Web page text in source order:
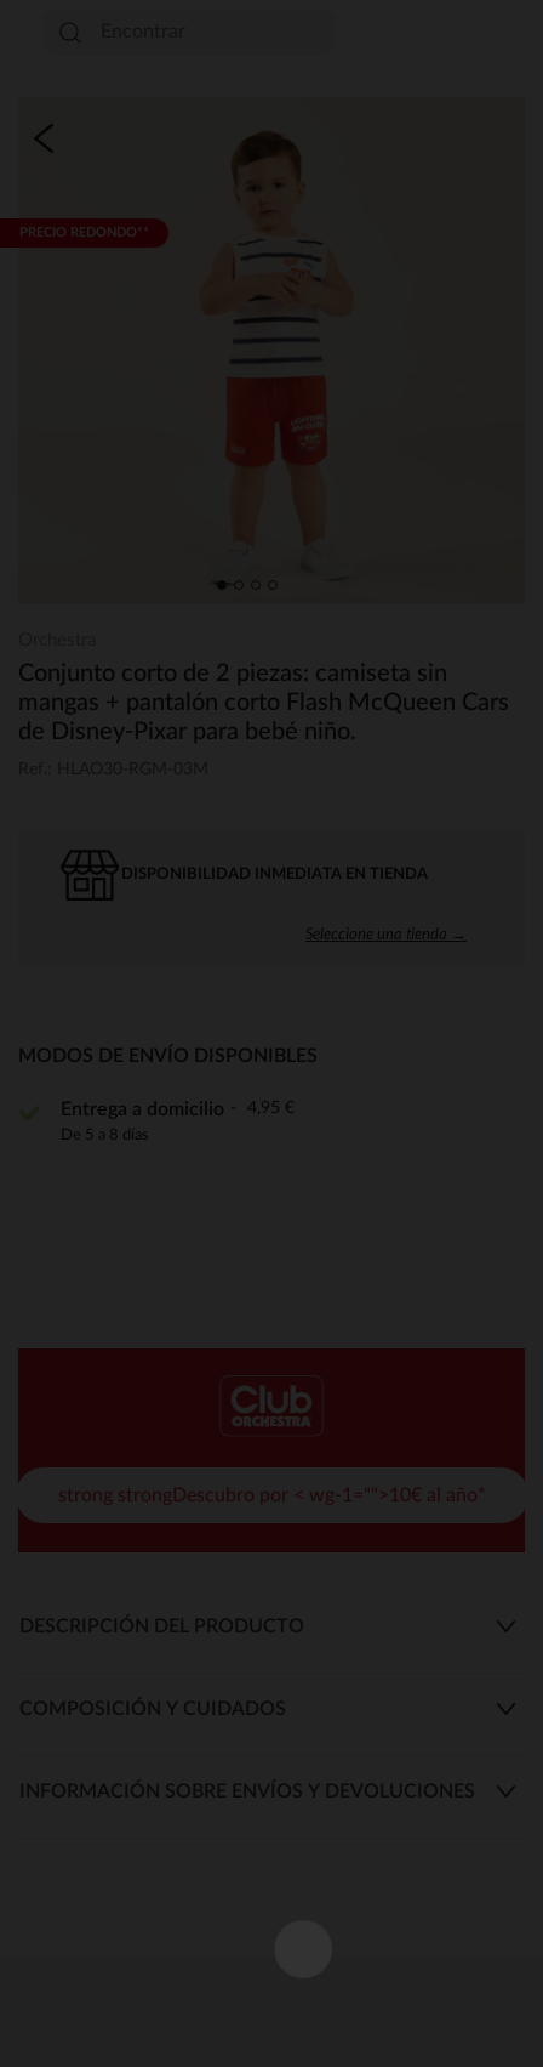
PRECIO REDONDO**
Conjunto corto de 2 piezas: camiseta sin
mangas + pantalón corto Flash McQueen Cars
de Disney-Pixar para bebé niño.
DISPONIBILIDAD INMEDIATA EN TIENDA
Seleccione una tienda →
MODOS DE ENVÍO DISPONIBLES
Entrega a domicilio 4,95 €
De 5 a 8 días
strong strongDescubro por < wg-1="">10€ al año*
DESCRIPCIÓN DEL PRODUCTO
COMPOSICIÓN Y CUIDADOS
INFORMACIÓN SOBRE ENVÍOS Y DEVOLUCIONES